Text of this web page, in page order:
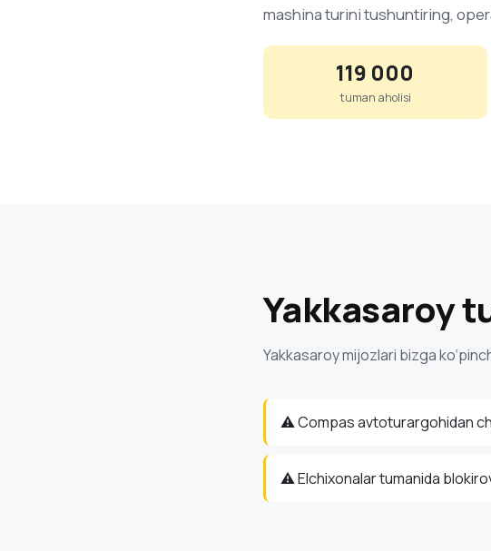
mashina turini tushuntiring,
119 000
tuman aholisi
Yakkasaroy
Yakkasaroy mijozlari bizga
⚠️ Compas avtoturargohidan
⚠️ Elchixonalar tumanida